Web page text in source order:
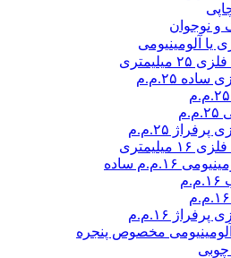
نوجوان
یا آلومینیومی
۲۵.م.م
۲۵.م.م
۱۶.م.م ساده
۱۶.م.م
مخصوص پنجره